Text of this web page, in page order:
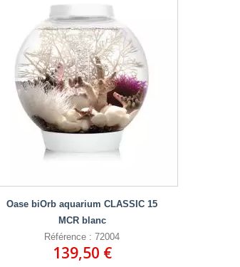
Oase biOrb aquarium CLASSIC 15
MCR blanc
Référence : 72004
139,50 €